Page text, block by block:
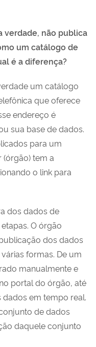
verdade, não publica
um catálogo de
é a diferença?
um catálogo
que oferece
endereço é
sua base de dados.
para um
tem a
o link para
dos dados de
O órgão
dos dados
formas. De um
manualmente e
portal do órgão, até
dados em tempo real.
de dados
daquele conjunto